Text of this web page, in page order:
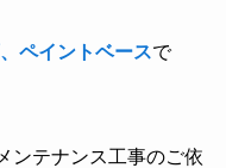
ペイントベースで
ンテナンス工事のご依